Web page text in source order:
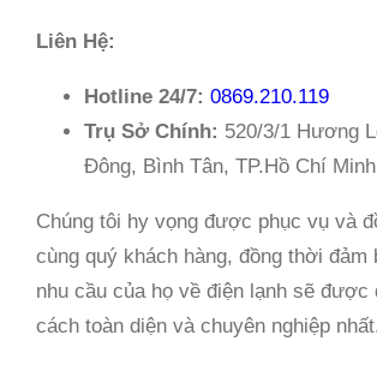
Liên Hệ:
Hotline 24/7: 0869.210.119
Trụ Sở Chính: 520/3/1 Hương
Đông, Bình Tân, TP.Hồ Chí Minh
Chúng tôi hy vọng được phục vụ và
cùng quý khách hàng, đồng thời đảm
nhu cầu của họ về điện lạnh sẽ được
cách toàn diện và chuyên nghiệp